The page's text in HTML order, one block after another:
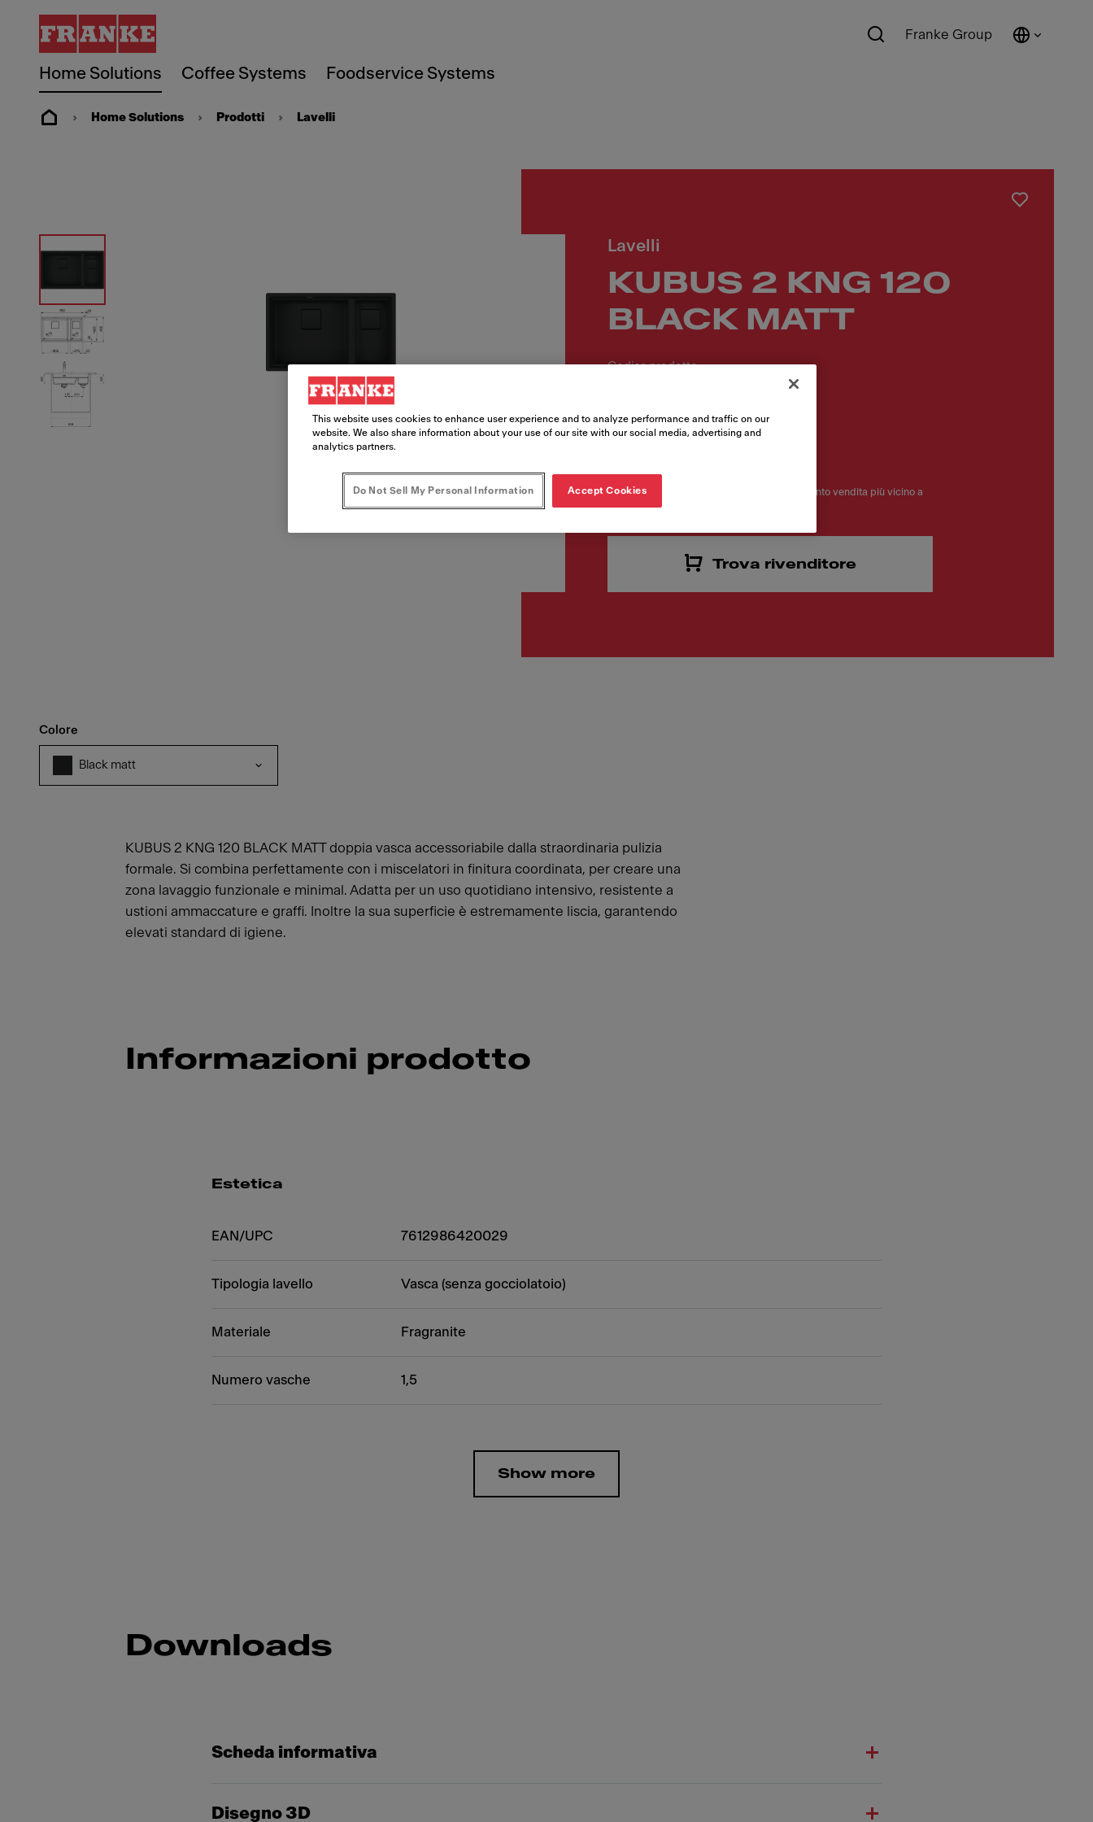
Home Solutions Coffee Systems Foodservice Systems
Franke Group
Home Solutions Prodotti Lavelli
Lavelli
KUBUS 2 KNG 120
BLACK MATT
Codice prodotto
Ti piace questo prodotto? Clicca e trova il punto vendita più vicino a
te.
Trova rivenditore
Colore
Black matt
KUBUS 2 KNG 120 BLACK MATT doppia vasca accessoriabile dalla straordinaria pulizia
formale. Si combina perfettamente con i miscelatori in finitura coordinata, per creare una
zona lavaggio funzionale e minimal. Adatta per un uso quotidiano intensivo, resistente a
ustioni ammaccature e graffi. Inoltre la sua superficie è estremamente liscia, garantendo
elevati standard di igiene.
Informazioni prodotto
Estetica
EAN/UPC 7612986420029
Tipologia lavello Vasca (senza gocciolatoio)
Materiale Fragranite
Numero vasche 1,5
Show more
Downloads
Scheda informativa
Disegno 3D
This website uses cookies to enhance user experience and to analyze performance and traffic on our
website. We also share information about your use of our site with our social media, advertising and
analytics partners.
Do Not Sell My Personal Information Accept Cookies